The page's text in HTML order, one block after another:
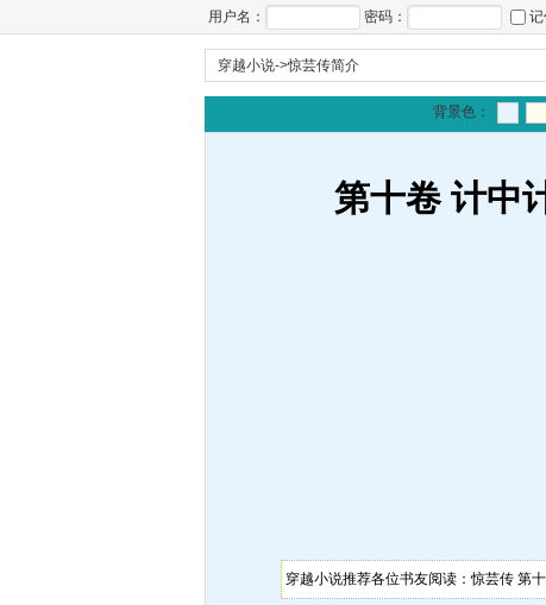
用户名： 密码：
穿越小说->惊芸传简介
背景色：
第十卷 计中
穿越小说推荐各位书友阅读：惊芸传 第